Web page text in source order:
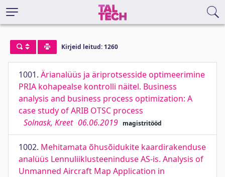
Kirjeid leitud: 1260
1001. Ärianalüüs ja äriprotsesside optimeerimine
PRIA kohapealse kontrolli näitel. Business
analysis and business process optimization: A
case study of ARIB OTSC process
Solnask, Kreet 06.06.2019 magistritööd
1002. Mehitamata õhusõidukite kaardirakenduse
analüüs Lennuliiklusteeninduse AS-is. Analysis of
Unmanned Aircraft Map Application in